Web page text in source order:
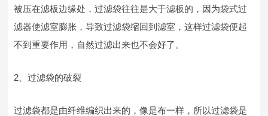
被压在滤板边缘处，过滤袋往往是大于滤板的，因为袋式过
滤器使滤室膨胀，导致过滤袋缩回到滤室，这样过滤袋便起
不到重要作用，自然过滤出来也不会好了。
2、过滤袋的破裂
过滤袋都是由纤维编织出来的，像是布一样，所以过滤袋是